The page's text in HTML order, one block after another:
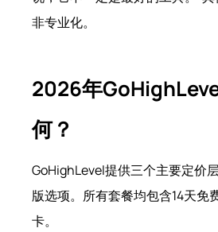
非专业化。
2026年
何？
GoHighLevel提供三个主要定价
版选项。所有套餐均包含14天免
卡。